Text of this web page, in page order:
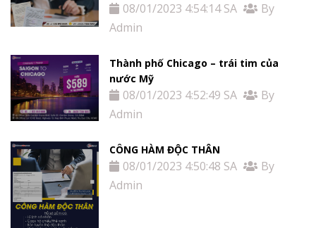
08/01/2023 4:54:14 SA
By
Admin
Thành phố Chicago – trái tim của
nước Mỹ
08/01/2023 4:52:49 SA
By
Admin
CÔNG HÀM ĐỘC THÂN
08/01/2023 4:50:48 SA
By
Admin